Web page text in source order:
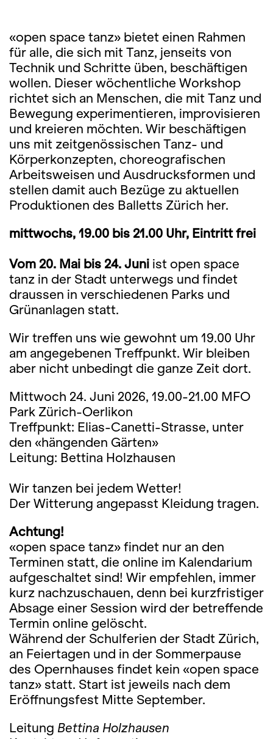
«open space tanz» bietet einen Rahmen
für alle, die sich mit Tanz, jenseits von
Technik und Schritte üben, beschäftigen
wollen. Dieser wöchentliche Workshop
richtet sich an Menschen, die mit Tanz und
Bewegung experimentieren, improvisieren
und kreieren möchten. Wir beschäftigen
uns mit zeitgenössischen Tanz- und
Körperkonzepten, choreografischen
Arbeitsweisen und Ausdrucksformen und
stellen damit auch Bezüge zu aktuellen
Produktionen des Balletts Zürich her.
mittwochs, 19.00 bis 21.00 Uhr, Eintritt frei
Vom 20. Mai bis 24. Juni ist open space
tanz in der Stadt unterwegs und findet
draussen in verschiedenen Parks und
Grünanlagen statt.
Wir treffen uns wie gewohnt um 19.00 Uhr
am angegebenen Treffpunkt. Wir bleiben
aber nicht unbedingt die ganze Zeit dort.
Mittwoch 24. Juni 2026, 19.00-21.00 MFO
Park Zürich-Oerlikon
Treffpunkt: Elias-Canetti-Strasse, unter
den «hängenden Gärten»
Leitung: Bettina Holzhausen
Wir tanzen bei jedem Wetter!
Der Witterung angepasst Kleidung tragen.
Achtung!
«open space tanz» findet nur an den
Terminen statt, die online im Kalendarium
aufgeschaltet sind! Wir empfehlen, immer
kurz nachzuschauen, denn bei kurzfristiger
Absage einer Session wird der betreffende
Termin online gelöscht.
Während der Schulferien der Stadt Zürich,
an Feiertagen und in der Sommerpause
des Opernhauses findet kein «open space
tanz» statt. Start ist jeweils nach dem
Eröffnungsfest Mitte September.
Leitung Bettina Holzhausen